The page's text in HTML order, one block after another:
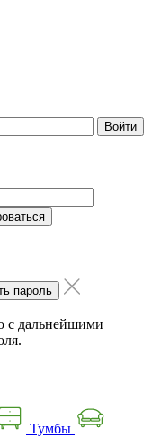
Войти
пароль
с дальнейшими
Тумбы